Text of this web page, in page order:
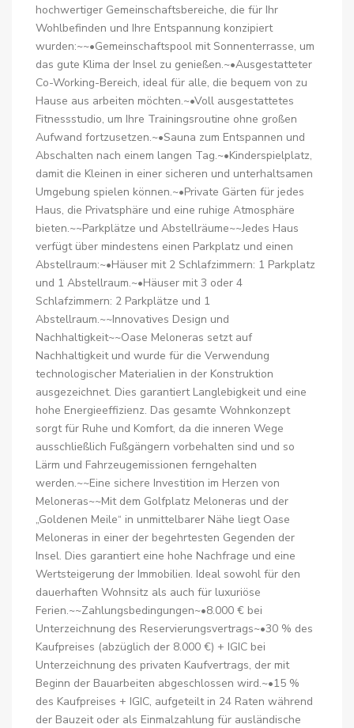
hochwertiger Gemeinschaftsbereiche, die für Ihr
Wohlbefinden und Ihre Entspannung konzipiert
wurden:~~•Gemeinschaftspool mit Sonnenterrasse, um
das gute Klima der Insel zu genießen.~•Ausgestatteter
Co-Working-Bereich, ideal für alle, die bequem von zu
Hause aus arbeiten möchten.~•Voll ausgestattetes
Fitnessstudio, um Ihre Trainingsroutine ohne großen
Aufwand fortzusetzen.~•Sauna zum Entspannen und
Abschalten nach einem langen Tag.~•Kinderspielplatz,
damit die Kleinen in einer sicheren und unterhaltsamen
Umgebung spielen können.~•Private Gärten für jedes
Haus, die Privatsphäre und eine ruhige Atmosphäre
bieten.~~Parkplätze und Abstellräume~~Jedes Haus
verfügt über mindestens einen Parkplatz und einen
Abstellraum:~•Häuser mit 2 Schlafzimmern: 1 Parkplatz
und 1 Abstellraum.~•Häuser mit 3 oder 4
Schlafzimmern: 2 Parkplätze und 1
Abstellraum.~~Innovatives Design und
Nachhaltigkeit~~Oase Meloneras setzt auf
Nachhaltigkeit und wurde für die Verwendung
technologischer Materialien in der Konstruktion
ausgezeichnet. Dies garantiert Langlebigkeit und eine
hohe Energieeffizienz. Das gesamte Wohnkonzept
sorgt für Ruhe und Komfort, da die inneren Wege
ausschließlich Fußgängern vorbehalten sind und so
Lärm und Fahrzeugemissionen ferngehalten
werden.~~Eine sichere Investition im Herzen von
Meloneras~~Mit dem Golfplatz Meloneras und der
„Goldenen Meile“ in unmittelbarer Nähe liegt Oase
Meloneras in einer der begehrtesten Gegenden der
Insel. Dies garantiert eine hohe Nachfrage und eine
Wertsteigerung der Immobilien. Ideal sowohl für den
dauerhaften Wohnsitz als auch für luxuriöse
Ferien.~~Zahlungsbedingungen~•8.000 € bei
Unterzeichnung des Reservierungsvertrags~•30 % des
Kaufpreises (abzüglich der 8.000 €) + IGIC bei
Unterzeichnung des privaten Kaufvertrags, der mit
Beginn der Bauarbeiten abgeschlossen wird.~•15 %
des Kaufpreises + IGIC, aufgeteilt in 24 Raten während
der Bauzeit oder als Einmalzahlung für ausländische